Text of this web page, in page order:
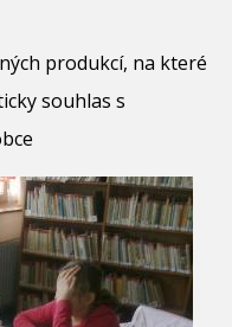
produkcí, na které
souhlas s